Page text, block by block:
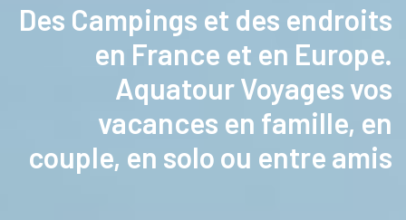
Nos agences
Des Campings et des endroits
en France et en Europe.
Aquatour Voyages vos
vacances en famille, en
couple, en solo ou entre amis